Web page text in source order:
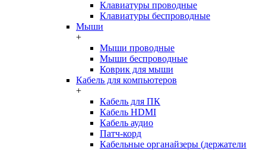
Клавиатуры проводные
Клавиатуры беспроводные
Мыши
+
Мыши проводные
Мыши беспроводные
Коврик для мыши
Кабель для компьютеров
+
Кабель для ПК
Кабель HDMI
Кабель аудио
Патч-корд
Кабельные органайзеры (держатели